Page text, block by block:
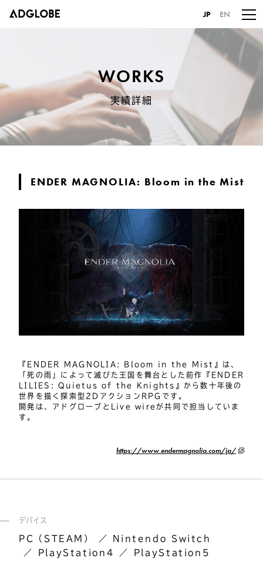
JP EN
WORKS
実績詳細
ENDER MAGNOLIA: Bloom in the Mist
『ENDER MAGNOLIA: Bloom in the Mist』は、
「死の雨」によって滅びた王国を舞台とした前作『ENDER
LILIES: Quietus of the Knights』から数十年後の
世界を描く探索型2DアクションRPGです。
開発は、アドグローブとLive wireが共同で担当していま
す。
https://www.endermagnolia.com/ja/
デバイス
PC（STEAM）
Nintendo Switch
PlayStation4
PlayStation5